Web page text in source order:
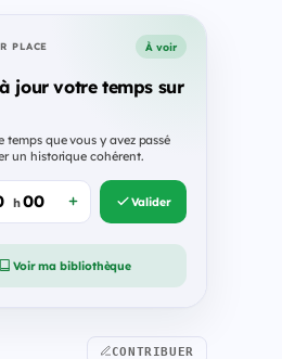
PLACE À voir
jour votre temps sur
temps que vous y avez passé
un historique cohérent.
h Valider
Voir ma bibliothèque
CONTRIBUER